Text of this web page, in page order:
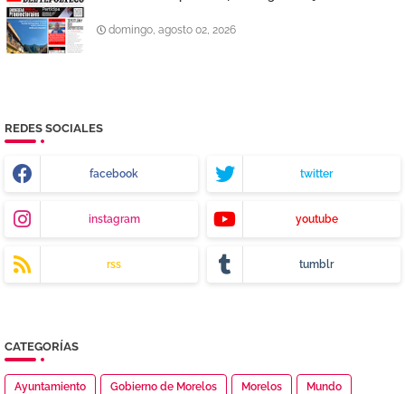
domingo, agosto 02, 2026
REDES SOCIALES
facebook twitter
instagram youtube
rss tumblr
CATEGORÍAS
Ayuntamiento Gobierno de Morelos Morelos Mundo